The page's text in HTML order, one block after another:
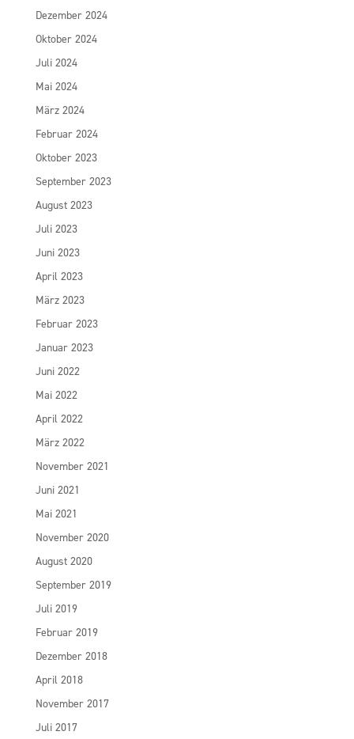
Dezember 2024
Oktober 2024
Juli 2024
Mai 2024
März 2024
Februar 2024
Oktober 2023
September 2023
August 2023
Juli 2023
Juni 2023
April 2023
März 2023
Februar 2023
Januar 2023
Juni 2022
Mai 2022
April 2022
März 2022
November 2021
Juni 2021
Mai 2021
November 2020
August 2020
September 2019
Juli 2019
Februar 2019
Dezember 2018
April 2018
November 2017
Juli 2017